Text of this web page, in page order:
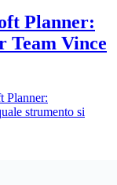
Planner:
Team Vince
Planner:
strumento si